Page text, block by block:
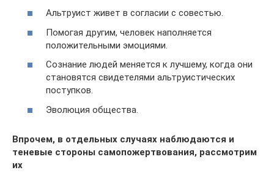
Альтруист живет в согласии с совестью.
Помогая другим, человек наполняется
положительными эмоциями.
Сознание людей меняется к лучшему, когда они
становятся свидетелями альтруистических
поступков.
Эволюция общества.
Впрочем, в отдельных случаях наблюдаются и
теневые стороны самопожертвования, рассмотрим
их